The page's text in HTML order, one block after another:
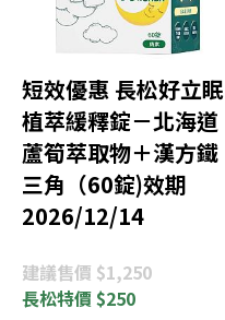
短效優惠 長松好立眠
植萃緩釋錠－北海道
蘆筍萃取物＋漢方鐵
三角（60錠)效期
2026/12/14
建議售價 $1,250
長松特價 $250